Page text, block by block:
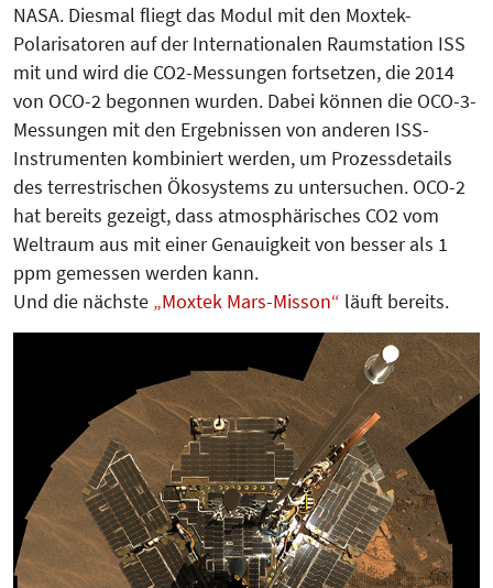
NASA. Diesmal fliegt das Modul mit den Moxtek-
Polarisatoren auf der Internationalen Raumstation ISS
mit und wird die CO2-Messungen fortsetzen, die 2014
von OCO-2 begonnen wurden. Dabei können die OCO-3-
Messungen mit den Ergebnissen von anderen ISS-
Instrumenten kombiniert werden, um Prozessdetails
des terrestrischen Ökosystems zu untersuchen. OCO-2
hat bereits gezeigt, dass atmosphärisches CO2 vom
Weltraum aus mit einer Genauigkeit von besser als 1
ppm gemessen werden kann.
Und die nächste „Moxtek Mars-Misson“ läuft bereits.